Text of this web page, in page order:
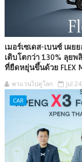
เมอร์เซเดส-เบนซ์ เผย
เติบโตกว่า 130% ลุย
ที่ยืดหยุ่นขึ้นด้วย FLEX
พาแว่นไปดูโลก Jul
CAR